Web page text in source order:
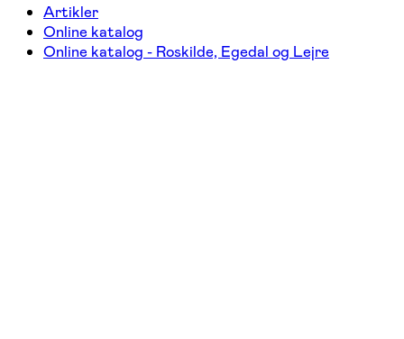
Artikler
Online katalog
Online katalog - Roskilde, Egedal og Lejre